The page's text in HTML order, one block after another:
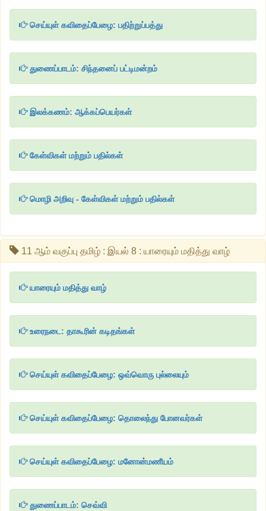
செய்யுள் கவிதைப்பேழை: பதிற்றுப்பத்து
துணைப்பாடம்: சிந்தனைப் பட்டிமன்றம்
இலக்கணம்: ஆக்கப்பெயர்கள்
கேள்விகள் மற்றும் பதில்கள்
மொழி அறிவு - கேள்விகள் மற்றும் பதில்கள்
11 ஆம் வகுப்பு தமிழ் : இயல் 8 : யாரையும் மதித்து வாழ்
யாரையும் மதித்து வாழ்
உரைநடை: தாகூரின் கடிதங்கள்
செய்யுள் கவிதைப்பேழை: ஒவ்வொரு புல்லையும்
செய்யுள் கவிதைப்பேழை: தொலைந்து போனவர்கள்
செய்யுள் கவிதைப்பேழை: மனோன்மணீயம்
துணைப்பாடம்: செவ்வி